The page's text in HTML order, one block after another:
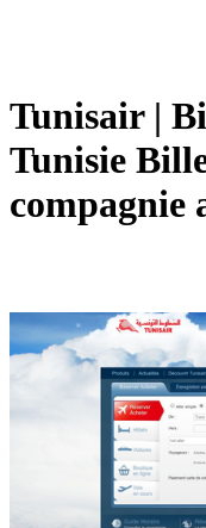
Tunisair |
Tunisie
compagnie